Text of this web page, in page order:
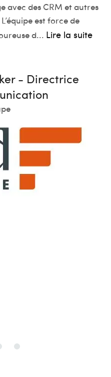
avec des CRM et autres
est force de
d... Lire la suite
- Directrice
J’ai donc contacté
la responsabilité
la suite
SAS Papott
l’efficace
Leur
permet réellement de